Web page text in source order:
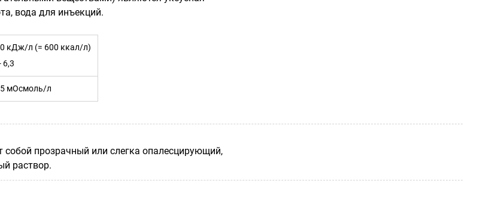
вода для инъекций.
кДж/л (= 600 ккал/л)
6,3
мОсмоль/л
собой прозрачный или слегка опалесцирующий,
раствор.